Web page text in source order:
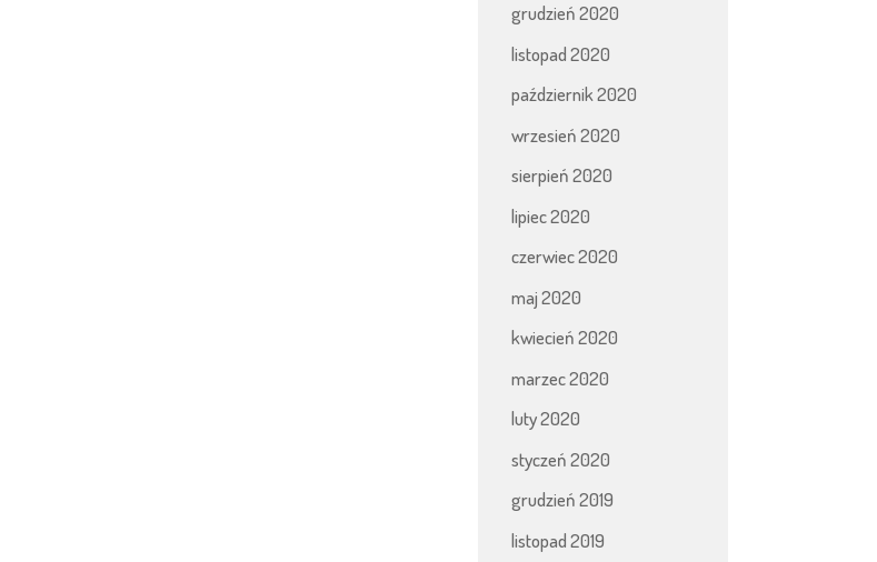
grudzień 2020
listopad 2020
październik 2020
wrzesień 2020
sierpień 2020
lipiec 2020
czerwiec 2020
maj 2020
kwiecień 2020
marzec 2020
luty 2020
styczeń 2020
grudzień 2019
listopad 2019